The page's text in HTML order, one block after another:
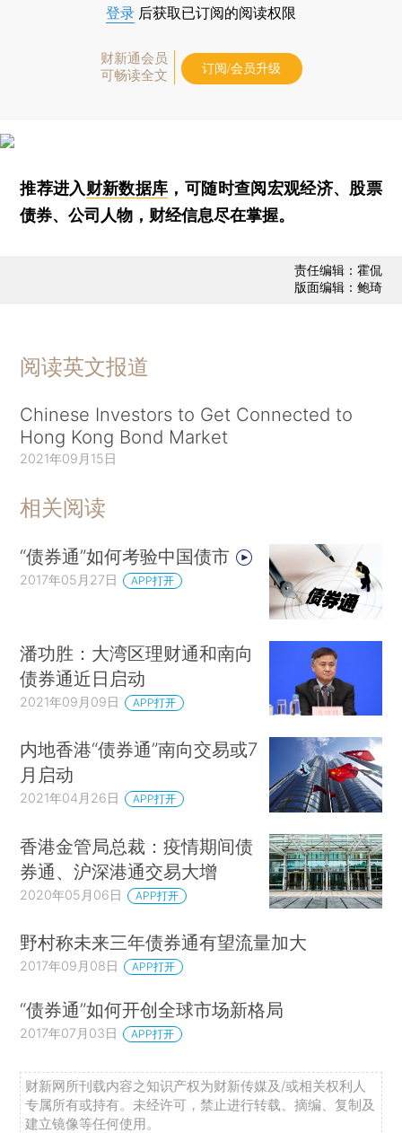
登录 后获取已订阅的阅读权限
财新通会员
可畅读全文
订阅/会员升级
推荐进入财新数据库 ，可随时查阅宏观经济、股票
债券、公司人物，财经信息尽在掌握。
责任编辑：霍侃
版面编辑：鲍琦
阅读英文报道
Chinese Investors to Get Connected to
Hong Kong Bond Market
2021年09月15日
相关阅读
“债券通”如何考验中国债市
2017年05月27日 APP打开
潘功胜：大湾区理财通和南向
债券通近日启动
2021年09月09日 APP打开
内地香港“债券通”南向交易或7
月启动
2021年04月26日 APP打开
香港金管局总裁：疫情期间债
券通、沪深港通交易大增
2020年05月06日 APP打开
野村称未来三年债券通有望流量加大
2017年09月08日 APP打开
“债券通”如何开创全球市场新格局
2017年07月03日 APP打开
财新网所刊载内容之知识产权为财新传媒及/或相关权利人
专属所有或持有。未经许可，禁止进行转载、摘编、复制及
建立镜像等任何使用。